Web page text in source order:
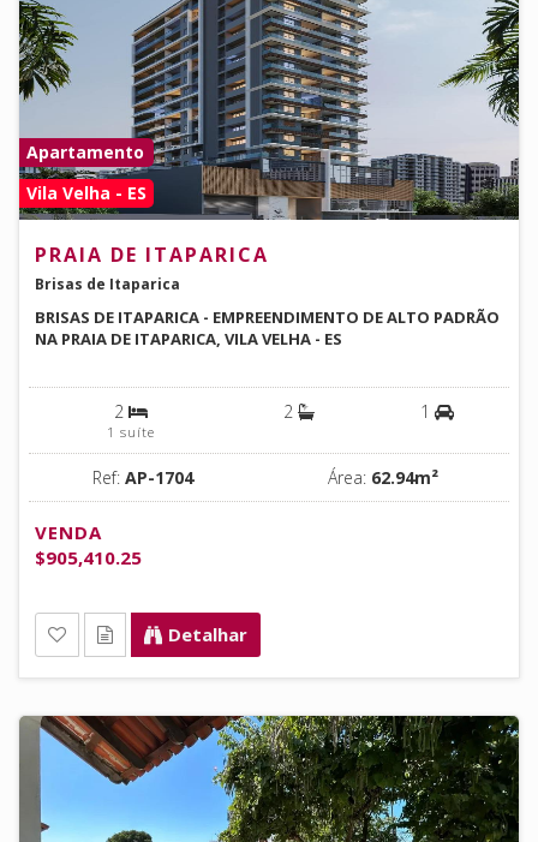
Apartamento
Vila Velha - ES
PRAIA DE ITAPARICA
Brisas de Itaparica
BRISAS DE ITAPARICA - EMPREENDIMENTO DE ALTO PADRÃO
NA PRAIA DE ITAPARICA, VILA VELHA - ES
2
1 suíte
2 1
Ref: AP-1704 Área: 62.94m²
VENDA
$905,410.25
Detalhar